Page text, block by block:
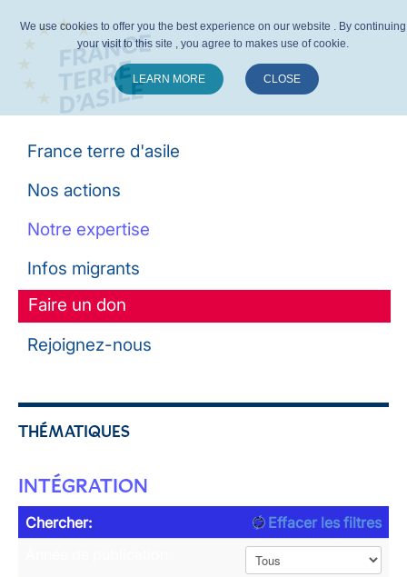
France terre d'asile
Nos actions
Notre expertise
Infos migrants
Faire un don
Rejoignez-nous
THÉMATIQUES
INTÉGRATION
Chercher:
Effacer les filtres
We use cookies to offer you the best experience on our website . By continuing
your visit to this site , you agree to makes use of cookie.
LEARN MORE CLOSE